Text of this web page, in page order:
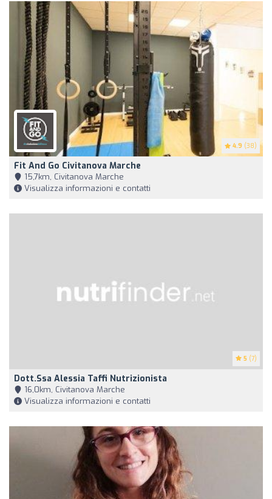
4.9 (38)
Fit And Go Civitanova Marche
15,7km, Civitanova Marche
Visualizza informazioni e contatti
5 (7)
Dott.ssa Alessia Taffi Nutrizionista
16,0km, Civitanova Marche
Visualizza informazioni e contatti